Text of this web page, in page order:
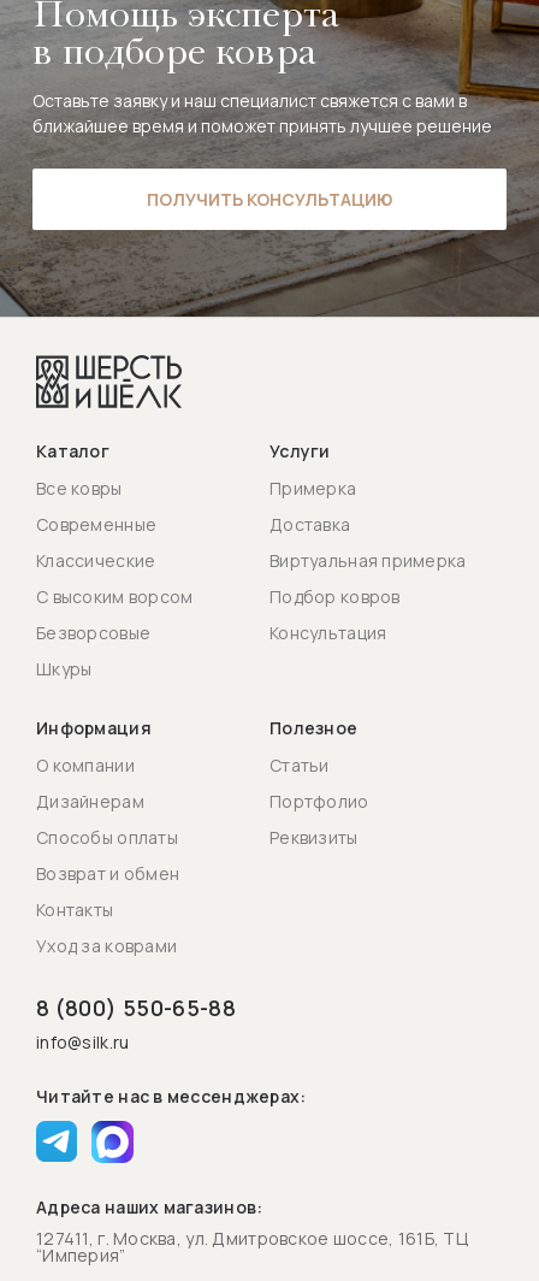
Помощь эксперта
в подборе ковра
Оставьте заявку и наш специалист свяжется с вами в
ближайшее время и поможет принять лучшее решение
ПОЛУЧИТЬ КОНСУЛЬТАЦИЮ
Каталог
Все ковры
Современные
Классические
С высоким ворсом
Безворсовые
Шкуры
Услуги
Примерка
Доставка
Виртуальная примерка
Подбор ковров
Консультация
Информация
О компании
Дизайнерам
Способы оплаты
Возврат и обмен
Контакты
Уход за коврами
Полезное
Статьи
Портфолио
Реквизиты
8 (800) 550-65-88
info@silk.ru
Читайте нас в мессенджерах:
Адреса наших магазинов:
127411, г. Москва, ул. Дмитровское шоссе, 161Б, ТЦ
“Империя”